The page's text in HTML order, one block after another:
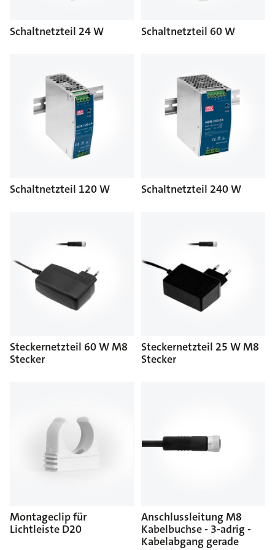
Schaltnetzteil 24 W Schaltnetzteil 60 W
Schaltnetzteil 120 W Schaltnetzteil 240 W
Steckernetzteil 60 W M8
Stecker
Steckernetzteil 25 W M8
Stecker
Montageclip für
Lichtleiste D20
Anschlussleitung M8
Kabelbuchse - 3-adrig -
Kabelabgang gerade